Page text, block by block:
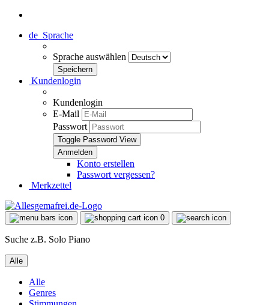
de Sprache
Sprache auswählen
Kundenlogin
Kundenlogin
E-Mail
Passwort
Toggle Password View
Konto erstellen
Passwort vergessen?
Merkzettel
0
Suche z.B. Solo Piano
Alle
Alle
Genres